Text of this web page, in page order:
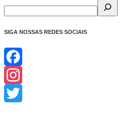
SIGA NOSSAS REDES SOCIAIS
Facebook
Instagram